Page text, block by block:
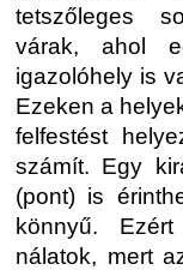
tetszőleges
várak, ahol
igazolóhely is
Ezeken a
felfestést
számít. Egy
(pont) is
könnyű.
nálatok, mert